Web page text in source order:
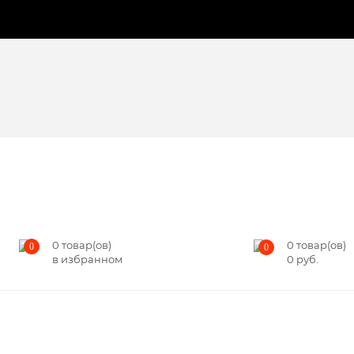
0 0 товар(ов)
в избранном
0 0 товар(ов)
0 руб.